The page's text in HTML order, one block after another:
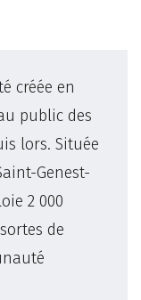
créée en
public des
lors. Située
Genest-
2 000
de